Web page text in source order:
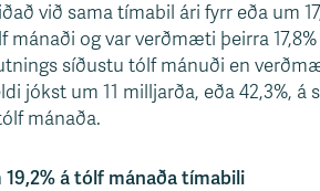
við sama tímabil ári fyrr eða um
og var verðmæti þeirra
síðustu tólf mánuði en
jókst um 11 milljarða, eða 42,3%, á
mánaða.
á tólf mánaða tímabili